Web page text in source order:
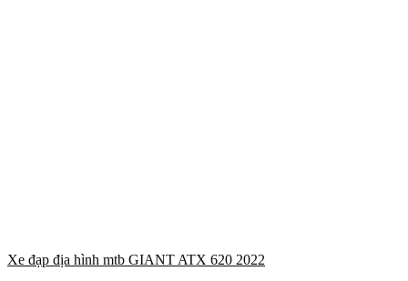
Xe đạp địa hình mtb GIANT ATX 620 2022